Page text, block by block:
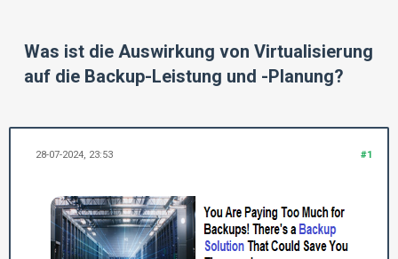
Was ist die Auswirkung von Virtualisierung
auf die Backup-Leistung und -Planung?
#1
28-07-2024, 23:53